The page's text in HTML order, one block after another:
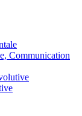
Communication